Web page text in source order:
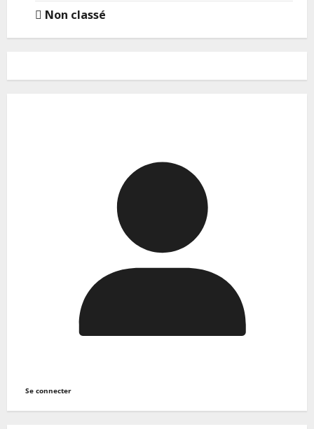
Non classé
Se connecter